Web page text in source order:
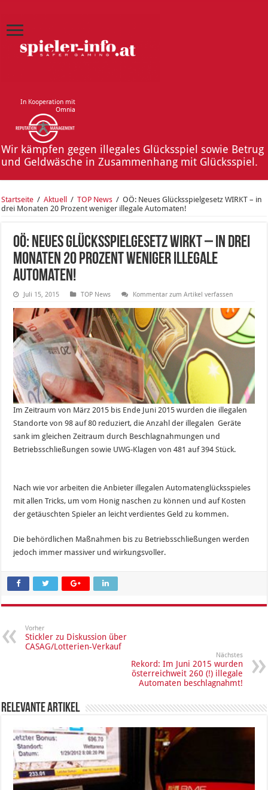
In Kooperation mit
Omnia
Wir kämpfen gegen illegales Glücksspiel sowie Betrug
und Geldwäsche in Zusammenhang mit Glücksspiel.
Startseite / Aktuell / TOP News / OÖ: Neues Glücksspielgesetz WIRKT – in
drei Monaten 20 Prozent weniger illegale Automaten!
OÖ: Neues Glücksspielgesetz WIRKT – in drei
Monaten 20 Prozent weniger illegale
Automaten!
Juli 15, 2015 TOP News Kommentar zum Artikel verfassen
Im Zeitraum von März 2015 bis Ende Juni 2015 wurden die illegalen
Standorte von 98 auf 80 reduziert, die Anzahl der illegalen Geräte
sank im gleichen Zeitraum durch Beschlagnahmungen und
Betriebsschließungen sowie UWG-Klagen von 481 auf 394 Stück.
Nach wie vor arbeiten die Anbieter illegalen Automatenglücksspieles
mit allen Tricks, um vom Honig naschen zu können und auf Kosten
der getäuschten Spieler an leicht verdientes Geld zu kommen.
Die behördlichen Maßnahmen bis zu Betriebsschließungen werden
jedoch immer massiver und wirkungsvoller.
Vorher
Stickler zu Diskussion über
CASAG/Lotterien-Verkauf
Nächstes
Rekord: Im Juni 2015 wurden
österreichweit 260 (!) illegale
Automaten beschlagnahmt!
Relevante Artikel